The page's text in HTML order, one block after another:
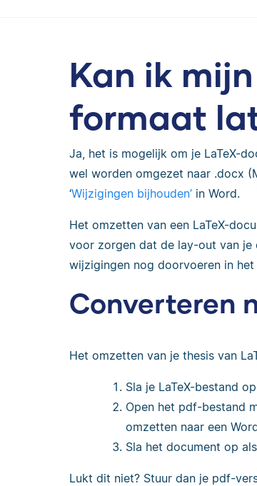
Kan ik
formaat
Ja, het is mogelijk om je LaTeX-
wel worden omgezet naar .docx
‘Wijzigingen bijhouden’in Word.
Het omzetten van een LaTeX-
voor zorgen dat de lay-out van
wijzigingen nog doorvoeren in
Converteren
Het omzetten van je thesis van
Sla je LaTeX-bestand
Open het pdf-bestand
omzetten naar een
Sla het document op
Lukt dit niet? Stuur dan je pdf-